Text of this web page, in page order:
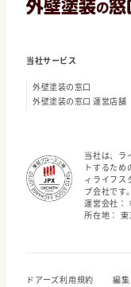
当社サービス
外壁塗装の窓口
外壁塗装の窓口 運営店舗
当社は、ラ
トするた
ィライフス
プ会社です
運営会社：
所在地：
ドアーズ利用規約 編